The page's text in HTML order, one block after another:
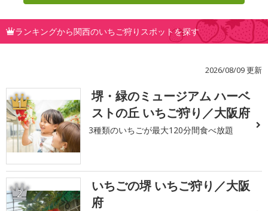
ランキングから関西のいちご狩りスポットを探す
2026/08/09 更新
1
堺・緑のミュージアム ハーベ
ストの丘 いちご狩り／大阪府
3種類のいちごが最大120分間食べ放題
2
いちごの堺 いちご狩り／大阪
府